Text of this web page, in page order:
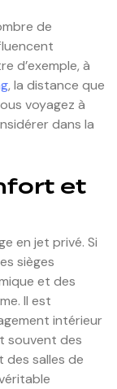
de
d’exemple, à
, la distance que
voyagez à
dans la
et
en jet privé. Si
sièges
et des
Il est
intérieur
souvent des
des salles de